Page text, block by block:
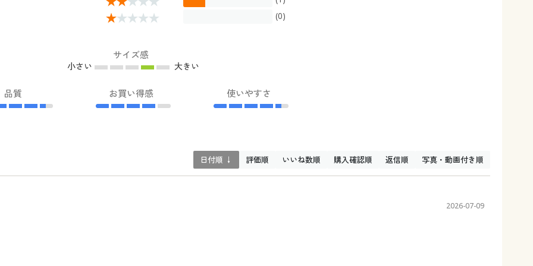
(0)
サイズ感
小さい 大きい
品質 お買い得感 使いやすさ
日付順 ↓ 評価順 いいね数順 購入確認順 返信順 写真・動画付き順
2026-07-09